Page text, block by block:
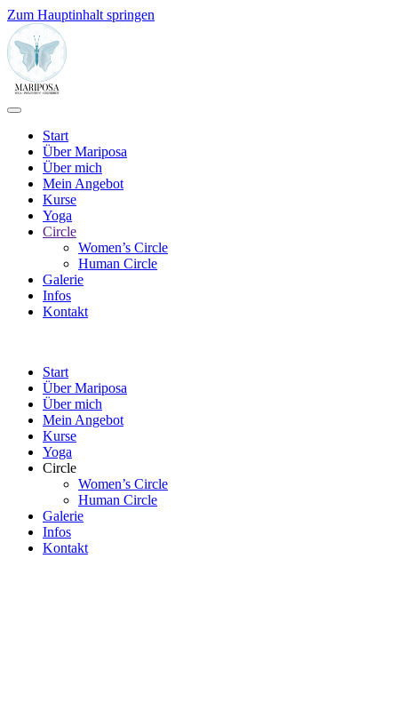
Zum Hauptinhalt springen
Start
Über Mariposa
Über mich
Mein Angebot
Kurse
Yoga
Circle
Women’s Circle
Human Circle
Galerie
Infos
Kontakt
Start
Über Mariposa
Über mich
Mein Angebot
Kurse
Yoga
Circle
Women’s Circle
Human Circle
Galerie
Infos
Kontakt